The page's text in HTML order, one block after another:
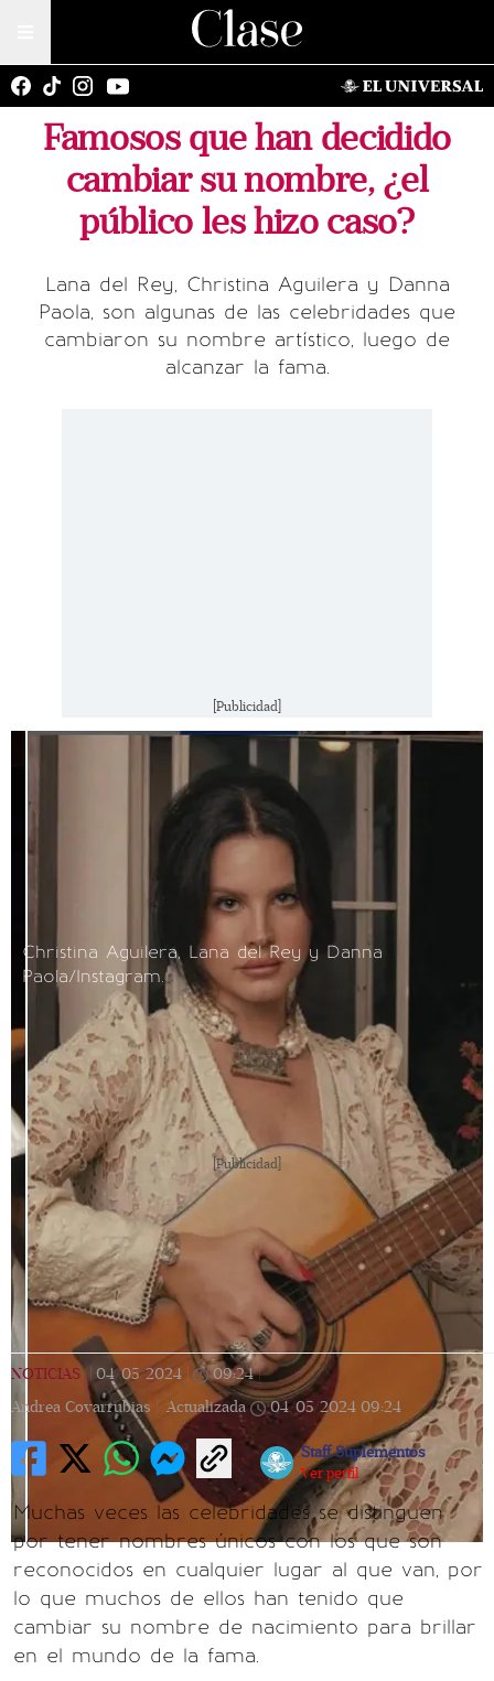
Famosos que han decidido
cambiar su nombre, ¿el
público les hizo caso?
Lana del Rey, Christina Aguilera y Danna
Paola, son algunas de las celebridades que
cambiaron su nombre artístico, luego de
alcanzar la fama.
[Publicidad]
Christina Aguilera, Lana del Rey y Danna
Paola/Instagram.
[Publicidad]
NOTICIAS 04/05/2024 09:24 |
Andrea Covarrubias |
Actualizada 04/05/2024 09:24
Staff Suplementos
Ver perfil
Muchas veces las celebridades se distinguen
por tener nombres únicos con los que son
reconocidos en cualquier lugar al que van, por
lo que muchos de ellos han tenido que
cambiar su nombre de nacimiento para brillar
en el mundo de la fama.